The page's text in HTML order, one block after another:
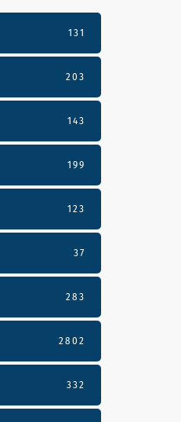
131
203
143
199
123
37
283
2802
332